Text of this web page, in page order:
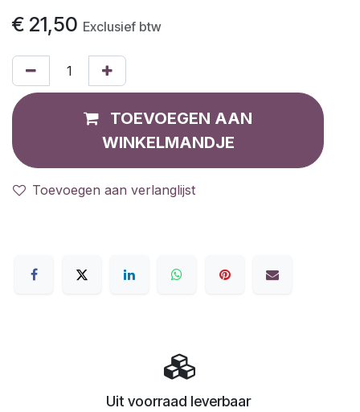
€ 21,50 Exclusief btw
TOEVOEGEN AAN
WINKELMANDJE
Toevoegen aan verlanglijst
Uit voorraad leverbaar